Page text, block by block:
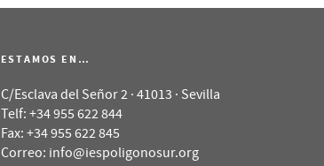
ESTAMOS EN…
C/Esclava del Señor 2 · 41013 · Sevilla
Telf: +34 955 622 844
Fax: +34 955 622 845
Correo: info@iespoligonosur.org